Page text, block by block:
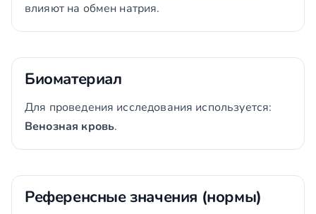
влияют на обмен натрия.
Биоматериал
Для проведения исследования используется:
Венозная кровь.
Референсные значения (нормы)